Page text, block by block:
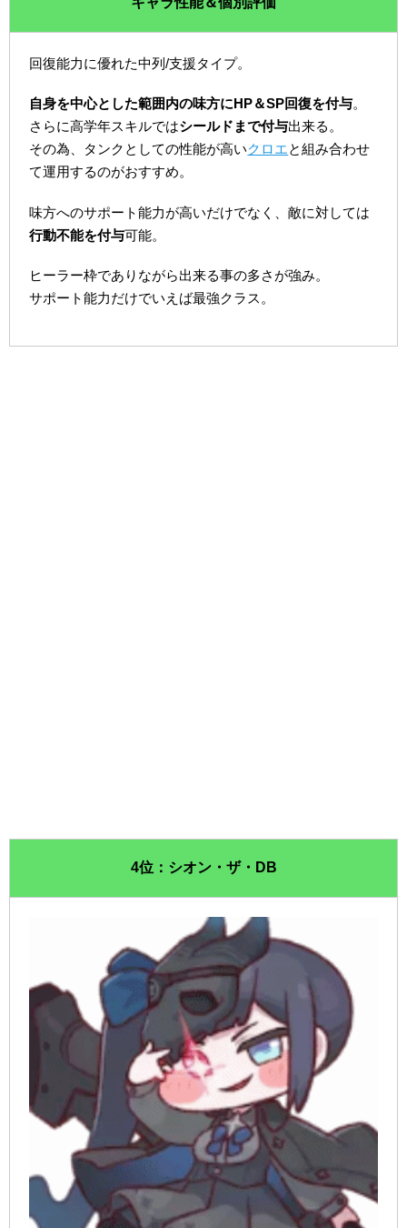
回復能力に優れた中列/支援タイプ。
自身を中心とした範囲内の味方にHP＆SP回復を付与。
さらに高学年スキルではシールドまで付与出来る。
その為、タンクとしての性能が高いクロエと組み合わせ
て運用するのがおすすめ。
味方へのサポート能力が高いだけでなく、敵に対しては
行動不能を付与可能。
ヒーラー枠でありながら出来る事の多さが強み。
サポート能力だけでいえば最強クラス。
4位：シオン・ザ・DB